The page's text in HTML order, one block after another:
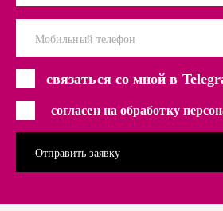
Мобильный телефон
связаться со мной в
согласен на обработку